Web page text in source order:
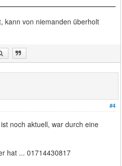
kann von niemanden überholt
#4
noch aktuell, war durch eine
hat ... 01714430817